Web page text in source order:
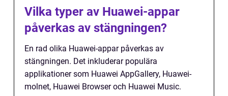
Vilka typer av Huawei-appar
påverkas av stängningen?
En rad olika Huawei-appar påverkas av
stängningen. Det inkluderar populära
applikationer som Huawei AppGallery, Huawei-
molnet, Huawei Browser och Huawei Music.